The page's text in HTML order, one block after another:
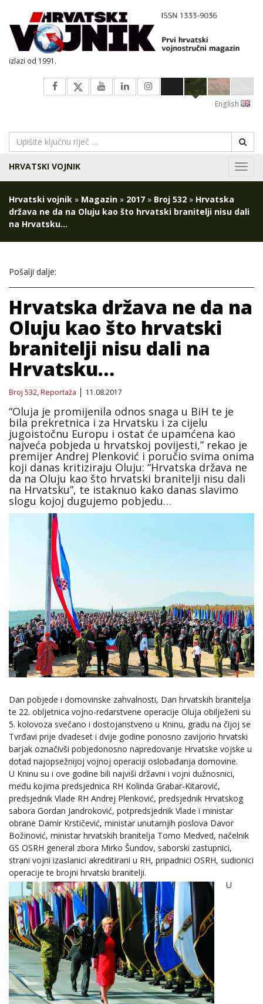
izlazi od 1991.
English
HRVATSKI VOJNIK
Hrvatski vojnik » Magazin » 2017 » Broj 532 » Hrvatska
država ne da na Oluju kao što hrvatski branitelji nisu dali
na Hrvatsku…
Pošalji dalje:
Hrvatska država ne da na
Oluju kao što hrvatski
branitelji nisu dali na
Hrvatsku…
Broj 532,Reportaža 11.08.2017
“Oluja je promijenila odnos snaga u BiH te je
bila prekretnica i za Hrvatsku i za cijelu
jugoistočnu Europu i ostat će upamćena kao
najveća pobjeda u hrvatskoj povijesti,” rekao je
premijer Andrej Plenković i poručio svima onima
koji danas kritiziraju Oluju: “Hrvatska država ne
da na Oluju kao što hrvatski branitelji nisu dali
na Hrvatsku”, te istaknuo kako danas slavimo
slogu kojoj dugujemo pobjedu…
Dan pobjede i domovinske zahvalnosti, Dan hrvatskih branitelja
te 22. obljetnica vojno-redarstvene operacije Oluja obilježeni su
5. kolovoza svečano i dostojanstveno u Kninu, gradu na čijoj se
Tvrđavi prije dvadeset i dvije godine ponosno zavijorio hrvatski
barjak označivši pobjedonosno napredovanje Hrvatske vojske u
dotad najopsežnijoj vojnoj operaciji oslobađanja domovine.
U Kninu su i ove godine bili najviši državni i vojni dužnosnici,
među kojima predsjednica RH Kolinda Grabar-Kitarović,
predsjednik Vlade RH Andrej Plenković, predsjednik Hrvatskog
sabora Gordan Jandroković, potpredsjednik Vlade i ministar
obrane Damir Krstičević, ministar unutarnjih poslova Davor
Božinović, ministar hrvatskih branitelja Tomo Medved, načelnik
GS OSRH general zbora Mirko Šundov, saborski zastupnici,
strani vojni izaslanici akreditirani u RH, pripadnici OSRH, sudionici
operacije te brojni hrvatski branitelji.
U